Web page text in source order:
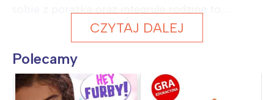
CZYTAJ DALEJ
Polecamy